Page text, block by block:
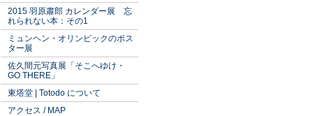
2015 羽原肅郎 カレンダー展 忘
れられない本：その1
ミュンヘン・オリンピックのポス
ター展
佐久間元写真展「そこへゆけ・
GO THERE」
東塔堂 | Totodo について
アクセス / MAP